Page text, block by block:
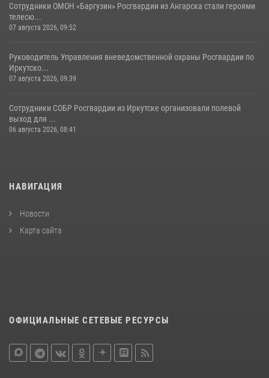
Сотрудники ОМОН «Баргузин» Росгвардии из Ангарска стали героями
телесю...
07 августа 2026, 09:52
Руководитель Управления вневедомственной охраны Росгвардии по
Иркутско...
07 августа 2026, 09:39
Сотрудники СОБР Росгвардии из Иркутске организовали полевой
выход для ...
06 августа 2026, 08:41
НАВИГАЦИЯ
Новости
Карта сайта
ОФИЦИАЛЬНЫЕ СЕТЕВЫЕ РЕСУРСЫ